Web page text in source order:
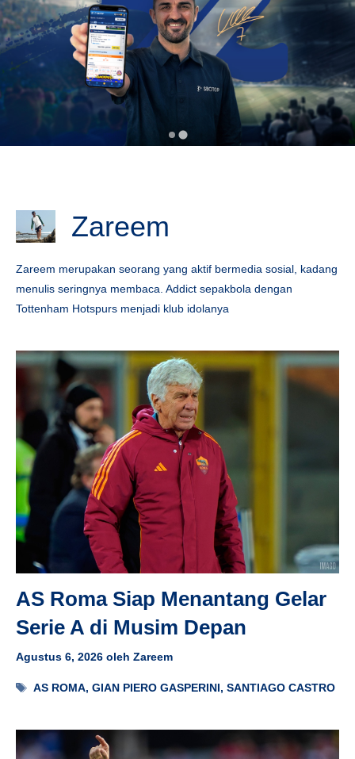
Zareem
Zareem merupakan seorang yang aktif bermedia sosial, kadang
menulis seringnya membaca. Addict sepakbola dengan
Tottenham Hotspurs menjadi klub idolanya
AS Roma Siap Menantang Gelar
Serie A di Musim Depan
Agustus 6, 2026 oleh Zareem
Tag
AS ROMA,GIAN PIERO GASPERINI,SANTIAGO CASTRO